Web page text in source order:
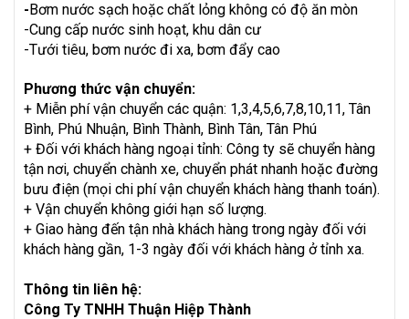
- Bơm nước sạch hoặc chất lỏng không có độ ăn mòn
-Cung cấp nước sinh hoạt, khu dân cư
-Tưới tiêu, bơm nước đi xa, bơm đẩy cao
Phương thức vận chuyển:
+ Miễn phí vận chuyển các quận: 1,3,4,5,6,7,8,10,11, Tân
Bình, Phú Nhuận, Bình Thành, Bình Tân, Tân Phú
+ Đối với khách hàng ngoại tỉnh: Công ty sẽ chuyển hàng
tận nơi, chuyển chành xe, chuyển phát nhanh hoặc đường
bưu điện (mọi chi phí vận chuyển khách hàng thanh toán).
+ Vận chuyển không giới hạn số lượng.
+ Giao hàng đến tận nhà khách hàng trong ngày đối với
khách hàng gần, 1-3 ngày đối với khách hàng ở tỉnh xa.
Thông tin liên hệ:
Công Ty TNHH Thuận Hiệp Thành